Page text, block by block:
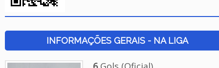
INFORMAÇÕES GERAIS - NA LIGA